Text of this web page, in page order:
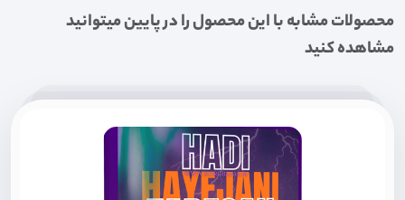
محصولات مشابه با این محصول را در پایین میتوانید
مشاهده کنید